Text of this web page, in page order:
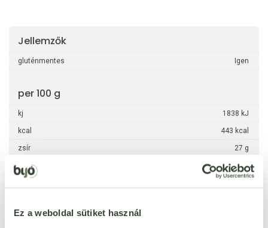
Ez a weboldal sütiket használ
Jellemzők
gluténmentes Igen
per 100 g
kj 1838 kJ
kcal 443 kcal
zsír 27 g
ebből telített zsírsavak 22 g
rost